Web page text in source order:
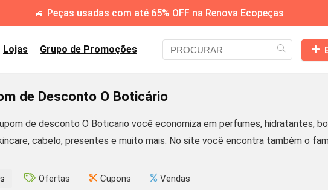
🚙 Peças usadas com até 65% OFF na Renova Ecopeças
Lojas Grupo de Promoções
de Desconto O Boticário
de desconto O Boticario você economiza em perfumes, hidratantes,
cabelo, presentes e muito mais. No site você encontra também o
Ofertas Cupons Vendas